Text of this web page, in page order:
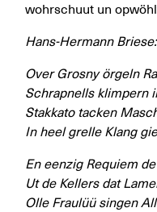
wohrschuut un
Hans-Hermann
Over Grosny örgeln
Schrapnells klimpern
Stakkato tacken
In heel grelle Klang
En eenzig Requiem
Ut de Kellers dat
Olle Fraulüü singen